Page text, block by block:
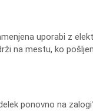
uporabi z
na mestu, ko
ponovno na